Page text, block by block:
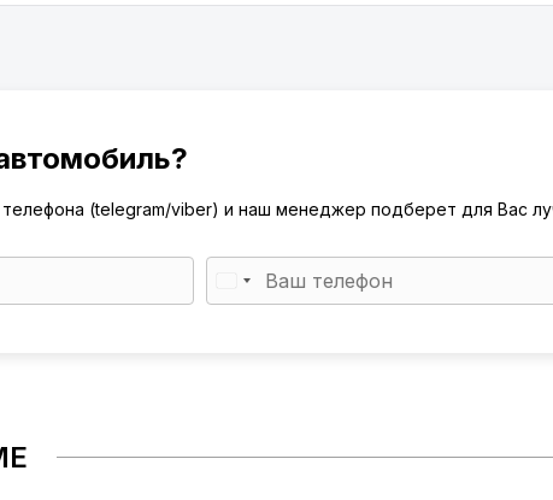
(telegram/viber) и наш менеджер подберет для Вас